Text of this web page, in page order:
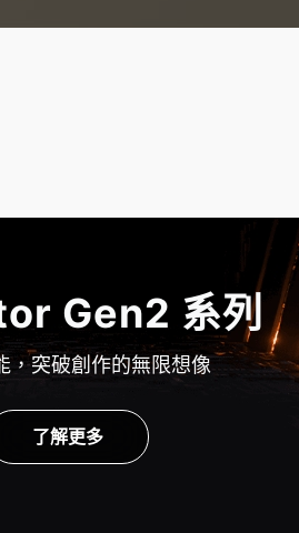
Gen2 系列
，突破創作的無限想像
了解更多